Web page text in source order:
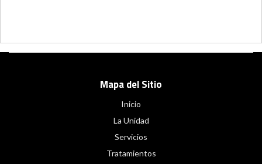
Mapa del Sitio
Inicio
La Unidad
Servicios
Tratamientos